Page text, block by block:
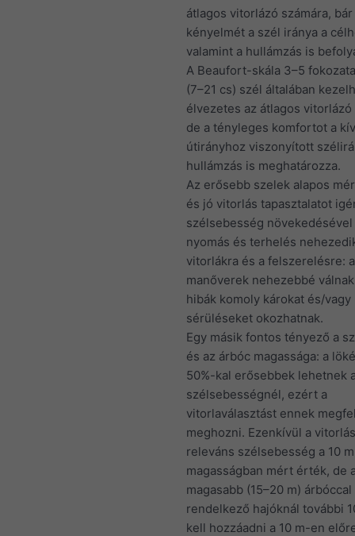
átlagos vitorlázó számára,
kényelmét a szél iránya a
valamint a hullámzás is
A Beaufort-skála 3–5
(7–21 cs) szél általában
élvezetes az átlagos vitorlázó
de a tényleges komfortot a
útirányhoz viszonyított
hullámzás is meghatározza.
Az erősebb szelek alapos
és jó vitorlás tapasztalatot
szélsebesség
nyomás és terhelés
vitorlákra és a felszerelésre: a
manőverek nehezebbé
hibák komoly károkat és/vagy
sérüléseket okozhatnak.
Egy másik fontos tényező a
és az árbóc magassága: a
50%-kal erősebbek lehetnek
szélsebességnél, ezért a
vitorlaválasztást ennek
meghozni. Ezenkívül a
releváns szélsebesség a 10 m
magasságban mért érték, de
magasabb (15–20 m) árbóccal
rendelkező hajóknál további
kell hozzáadni a 10 m-en